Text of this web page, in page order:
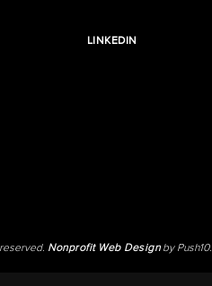
LINKEDIN
Nonprofit Web Designby Push10.